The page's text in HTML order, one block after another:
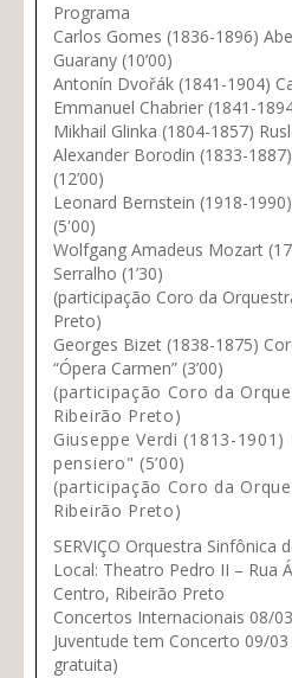
Programa
Carlos Gomes (1836-1896)
Guarany (10’00)
Antonín Dvořák (1841-1904)
Emmanuel Chabrier (1841-
Mikhail Glinka (1804-1857)
Alexander Borodin (1833-
(12’00)
Leonard Bernstein (1918-
(5'00)
Wolfgang Amadeus Mozart
Serralho (1’30)
(participação Coro da
Preto)
Georges Bizet (1838-1875)
“Ópera Carmen” (3’00)
(participação Coro da
Ribeirão Preto)
Giuseppe Verdi (1813-1901)
pensiero" (5’00)
(participação Coro da
Ribeirão Preto)
SERVIÇO Orquestra Sinfônica
Local: Theatro Pedro II – Rua
Centro, Ribeirão Preto
Concertos Internacionais 08/
Juventude tem Concerto 09/
gratuita)